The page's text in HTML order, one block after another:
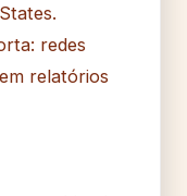
redes
relatórios